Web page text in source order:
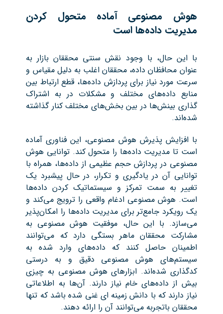
هوش مصنوعی آماده متحول کردن
مدیریت داده‌ها است
با این حال، با وجود نقش سنتی محققان بازار به
عنوان محافظان داده‌، محققان اغلب به دلیل مقیاس و
سرعت مورد نیاز برای پردازش داده‌ها، قطع ارتباط بین
منابع داده‌های مختلف و مشکلات در به اشتراک
گذاری بینش‌ها در بین بخش‌های مختلف کنار گذاشته
شده‌اند.
با افزایش پذیرش هوش مصنوعی، این فناوری آماده
است تا مدیریت داده‌ها را متحول کند. توانایی هوش
مصنوعی در پردازش حجم عظیمی از داده‌ها، همراه با
توانایی آن در یادگیری و تکرار، در حال پیشبرد یک
تغییر به سمت تمرکز و سیستماتیک کردن داده‌ها
است. هوش مصنوعی ادغام واقعی را ترویج می‌کند و
یک رویکرد جامع‌تر برای مدیریت داده‌ها را امکان‌پذیر
می‌سازد. با این حال، موفقیت هوش مصنوعی به
مشارکت محققان ماهر بستگی دارد که می‌توانند
اطمینان حاصل کنند که داده‌های وارد شده به
سیستم‌های هوش مصنوعی دقیق و به درستی
کدگذاری شده‌اند. ابزارهای هوش مصنوعی به چیزی
بیش از داده‌های خام نیاز دارند. آن‌ها به اطلاعاتی
نیاز دارند که با دانش زمینه ای غنی شده باشد که تنها
محققان باتجربه می‌توانند آن را ارائه دهند.